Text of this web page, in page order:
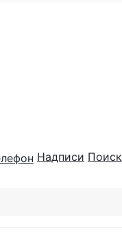
Надписи Поиск